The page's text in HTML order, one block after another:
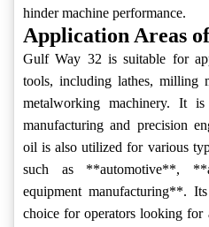
hinder machine performance.
Application Areas
Gulf Way 32 is suitable for
tools, including lathes, milling
metalworking machinery. It
manufacturing and precision
oil is also utilized for various
such as **automotive**,
equipment manufacturing**.
choice for operators looking for